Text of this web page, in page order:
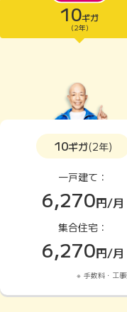
10ギガがおすすめ
10ギガ
(2年)
10ギガ(2年)
一戸建て：
6,270円/月
集合住宅：
6,270円/月
手数料・工